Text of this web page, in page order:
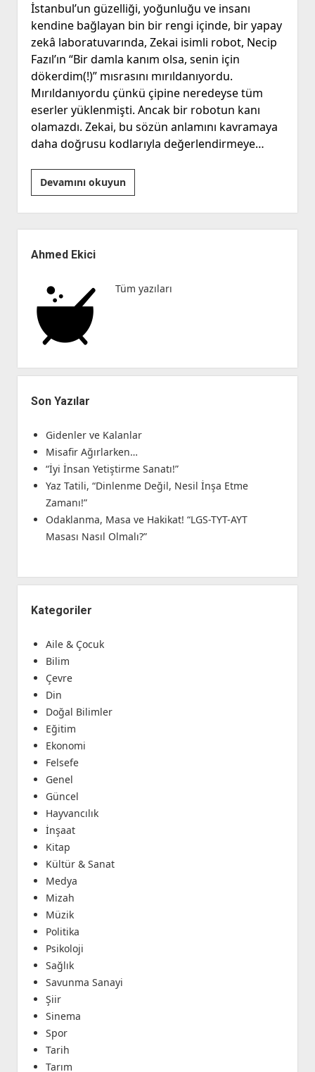
İstanbul’un güzelliği, yoğunluğu ve insanı
kendine bağlayan bin bir rengi içinde, bir yapay
zekâ laboratuvarında, Zekai isimli robot, Necip
Fazıl’ın “Bir damla kanım olsa, senin için
dökerdim(!)” mısrasını mırıldanıyordu.
Mırıldanıyordu çünkü çipine neredeyse tüm
eserler yüklenmişti. Ancak bir robotun kanı
olamazdı. Zekai, bu sözün anlamını kavramaya
daha doğrusu kodlarıyla değerlendirmeye…
Devamını okuyunYZ/AI
Fabl
“Robot
Zekâi’nin
Menü
Ahmed Ekici
Tüm yazıları
Son Yazılar
Gidenler ve Kalanlar
Misafir Ağırlarken…
“İyi İnsan Yetiştirme Sanatı!”
Yaz Tatili, “Dinlenme Değil, Nesil İnşa Etme
Zamanı!”
Odaklanma, Masa ve Hakikat! “LGS-TYT-AYT
Masası Nasıl Olmalı?”
Kategoriler
Aile & Çocuk
Bilim
Çevre
Din
Doğal Bilimler
Eğitim
Ekonomi
Felsefe
Genel
Güncel
Hayvancılık
İnşaat
Kitap
Kültür & Sanat
Medya
Mizah
Müzik
Politika
Psikoloji
Sağlık
Savunma Sanayi
Şiir
Sinema
Spor
Tarih
Tarım